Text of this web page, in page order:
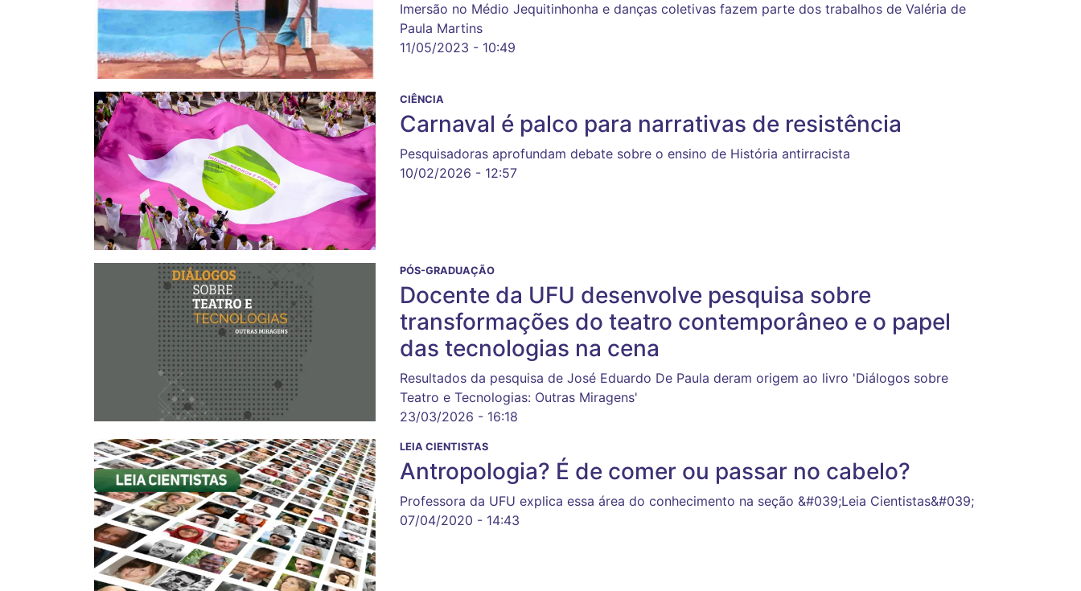
Imersão no Médio Jequitinhonha e danças coletivas fazem parte dos trabalhos de Valéria de
Paula Martins
11/05/2023 - 10:49
CIÊNCIA
Carnaval é palco para narrativas de resistência
Pesquisadoras aprofundam debate sobre o ensino de História antirracista
10/02/2026 - 12:57
PÓS-GRADUAÇÃO
Docente da UFU desenvolve pesquisa sobre
transformações do teatro contemporâneo e o papel
das tecnologias na cena
Resultados da pesquisa de José Eduardo De Paula deram origem ao livro 'Diálogos sobre
Teatro e Tecnologias: Outras Miragens'
23/03/2026 - 16:18
LEIA CIENTISTAS
Antropologia? É de comer ou passar no cabelo?
Professora da UFU explica essa área do conhecimento na seção &#039;Leia Cientistas&#039;
07/04/2020 - 14:43